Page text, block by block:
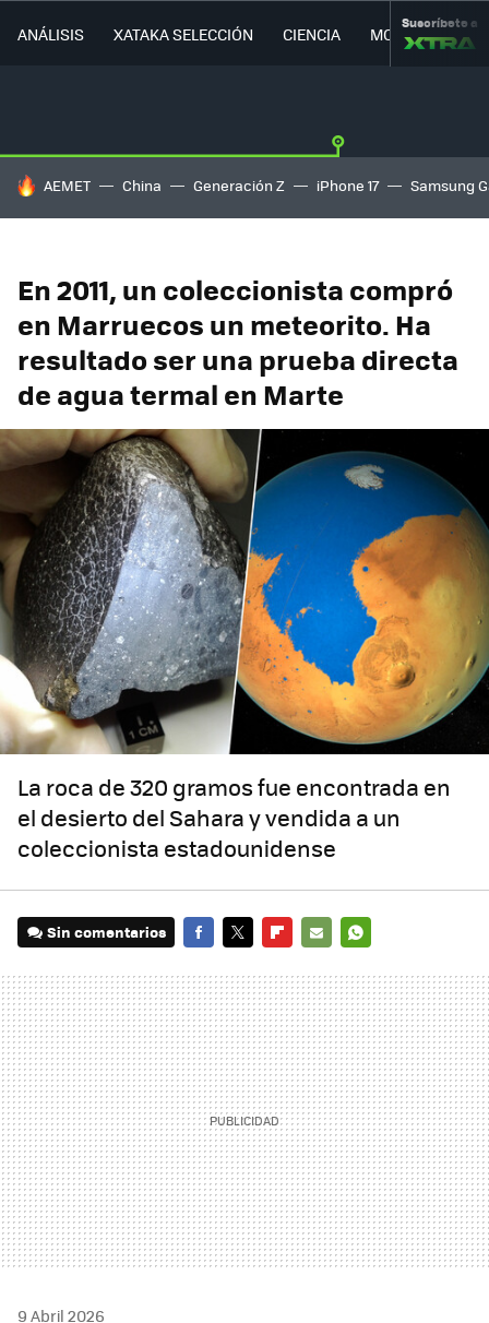
ANÁLISIS XATAKA SELECCIÓN CIENCIA MOVILIDAD
Suscríbete a
HOY SE HABLA DE
AEMET China Generación Z iPhone 17 Samsung
En 2011, un coleccionista compró
en Marruecos un meteorito. Ha
resultado ser una prueba directa
de agua termal en Marte
La roca de 320 gramos fue encontrada en
el desierto del Sahara y vendida a un
coleccionista estadounidense
Sin comentarios
MAIL
9 Abril 2026